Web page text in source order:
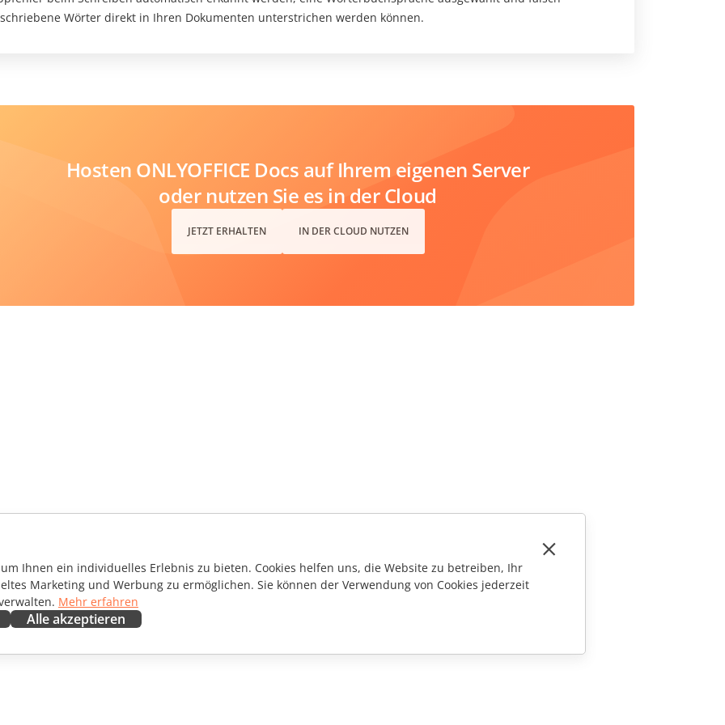
Wörter direkt in Ihren Dokumenten unterstrichen werden können.
Hosten ONLYOFFICE Docs auf Ihrem eigenen Server
oder nutzen Sie es in der Cloud
JETZT ERHALTEN IN DER CLOUD NUTZEN
Ihnen ein individuelles Erlebnis zu bieten. Cookies helfen uns, die Website zu betreiben, Ihr
Marketing und Werbung zu ermöglichen. Sie können der Verwendung von Cookies jederzeit
Mehr erfahren
Alle akzeptieren